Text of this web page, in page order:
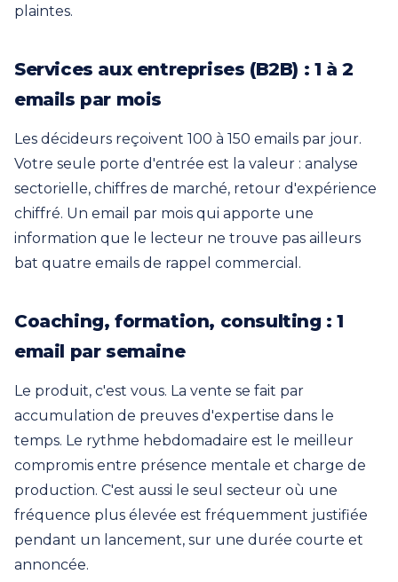
plaintes.
Services aux entreprises (B2B) : 1 à 2
emails par mois
Les décideurs reçoivent 100 à 150 emails par jour.
Votre seule porte d'entrée est la valeur : analyse
sectorielle, chiffres de marché, retour d'expérience
chiffré. Un email par mois qui apporte une
information que le lecteur ne trouve pas ailleurs
bat quatre emails de rappel commercial.
Coaching, formation, consulting : 1
email par semaine
Le produit, c'est vous. La vente se fait par
accumulation de preuves d'expertise dans le
temps. Le rythme hebdomadaire est le meilleur
compromis entre présence mentale et charge de
production. C'est aussi le seul secteur où une
fréquence plus élevée est fréquemment justifiée
pendant un lancement, sur une durée courte et
annoncée.